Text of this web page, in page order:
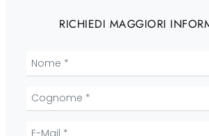
RICHIEDI MAGGIORI